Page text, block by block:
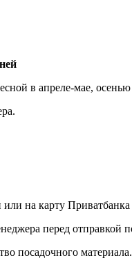
в апреле-мае,
на карту Приватбанка
перед отправкой
посадочного